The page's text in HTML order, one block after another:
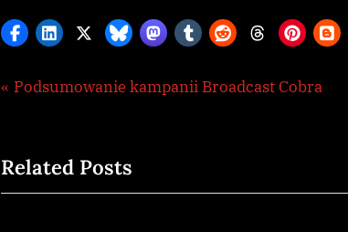
Galnet
Nawigacja
P
v
i
Podsumowanie kampanii Broadcast Cobra
Related Posts